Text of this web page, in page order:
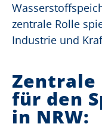
zentrale Rolle
Industrie und
Zentrale
für den
in NRW: